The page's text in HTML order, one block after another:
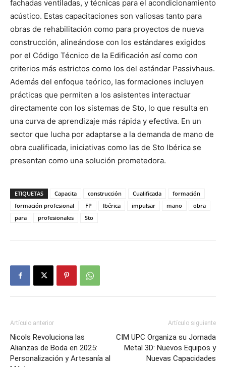
fachadas ventiladas, y técnicas para el acondicionamiento
acústico. Estas capacitaciones son valiosas tanto para
obras de rehabilitación como para proyectos de nueva
construcción, alineándose con los estándares exigidos
por el Código Técnico de la Edificación así como con
criterios más estrictos como los del estándar Passivhaus.
Además del enfoque teórico, las formaciones incluyen
prácticas que permiten a los asistentes interactuar
directamente con los sistemas de Sto, lo que resulta en
una curva de aprendizaje más rápida y efectiva. En un
sector que lucha por adaptarse a la demanda de mano de
obra cualificada, iniciativas como las de Sto Ibérica se
presentan como una solución prometedora.
ETIQUETAS Capacita construcción Cualificada
formación
formación profesional
FP Ibérica impulsar mano
obra
para
profesionales Sto
Artículo anterior
Nicols Revoluciona las
Alianzas de Boda en 2025:
Personalización y Artesanía al
Artículo siguiente
CIM UPC Organiza su Jornada
Metal 3D: Nuevos Equipos y
Nuevas Capacidades